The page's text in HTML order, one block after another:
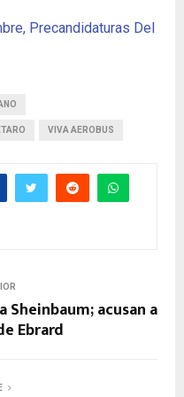
Precandidaturas Del
VIVA AEROBUS
Sheinbaum; acusan a
Ebrard